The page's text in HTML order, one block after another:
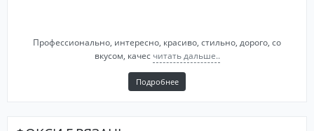
Профессионально, интересно, красиво, стильно, дорого, со
вкусом, качес читать дальше..
Подробнее